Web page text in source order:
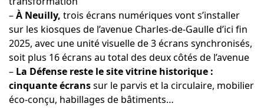
–À Neuilly, trois écrans numériques vont s’installer
sur les kiosques de l’avenue Charles-de-Gaulle d’ici fin
2025, avec une unité visuelle de 3 écrans synchronisés,
soit plus 16 écrans au total des deux côtés de l’avenue
– La Défense reste le site vitrine historique :
cinquante écranssur le parvis et la circulaire, mobilier
éco-conçu, habillages de bâtiments…